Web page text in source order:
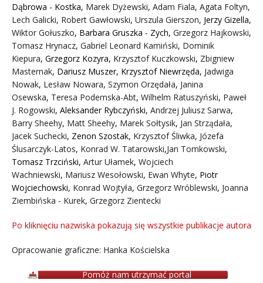
Dąbrowa - Kostka, Marek Dyżewski, Adam Fiala, Agata Foltyn,
Lech Galicki, Robert Gawłowski, Urszula Gierszon, Jerzy Gizella,
Wiktor Gołuszko, Barbara Gruszka - Zych, Grzegorz Hajkowski,
Tomasz Hrynacz, Gabriel Leonard Kamiński, Dominik
Kiepura, Grzegorz Kozyra, Krzysztof Kuczkowski, Zbigniew
Masternak, Dariusz Muszer, Krzysztof Niewrzęda, Jadwiga
Nowak, Lesław Nowara, Szymon Orzędała, Janina
Osewska, Teresa Podemska-Abt, Wilhelm Ratuszyński, Paweł
J. Rogowski, Aleksander Rybczyński, Andrzej Juliusz Sarwa,
Barry Sheehy, Matt Sheehy, Marek Sołtysik, Jan Strządała,
Jacek Suchecki, Zenon Szostak, Krzysztof Śliwka, Józefa
Ślusarczyk-Latos, Konrad W. Tatarowski,Jan Tomkowski,
Tomasz Trzciński, Artur Ułamek, Wojciech
Wachniewski, Mariusz Wesołowski, Ewan Whyte, Piotr
Wojciechowski, Konrad Wojtyła, Grzegorz Wróblewski, Joanna
Ziembińska - Kurek, Grzegorz Zientecki
Po kliknięciu nazwiska pokazują się wszystkie publikacje autora
Opracowanie graficzne: Hanka Kościelska
Pomóż nam utrzymać portal